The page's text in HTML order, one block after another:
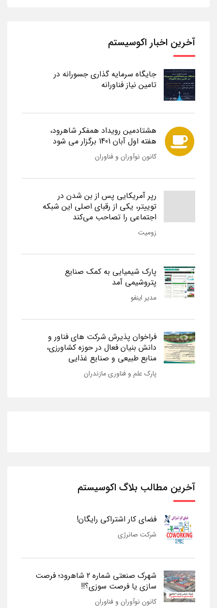
آخرین اخبار اکوسیستم
جایگاه سرمایه گذاری جسورانه در
تامین نیاز فناورانه
هشتادمین رویداد همفکر شاهرود،
هفته اول آبان 1401 برگزار می شود
کانون نوآوران و فناوران
رپر آمریکایی پس از بن شدن در
توییتر، یکی از رقبای اصلی این شبکه
اجتماعی را تصاحب می‌کند
زومیت
پارک شیمیایی به کمک صنایع
پتروشیمی آمد
مدیر اینفو
فراخوان پذیرش شرکت های فناور و
دانش بنیان فعال در حوزه کشاورزی،
منابع طبیعی و صنایع غذایی
پارک علم و فناوری مازندران
آخرین مطالب بلاگ اکوسیستم
فضای کار اشتراکی رایگان!
شرکت صانرژی
شهرک صنعتی شماره 2 شاهرود؛ فرصت
سازی یا فرصت سوزی؟!!
کانون نوآوران و فناوران